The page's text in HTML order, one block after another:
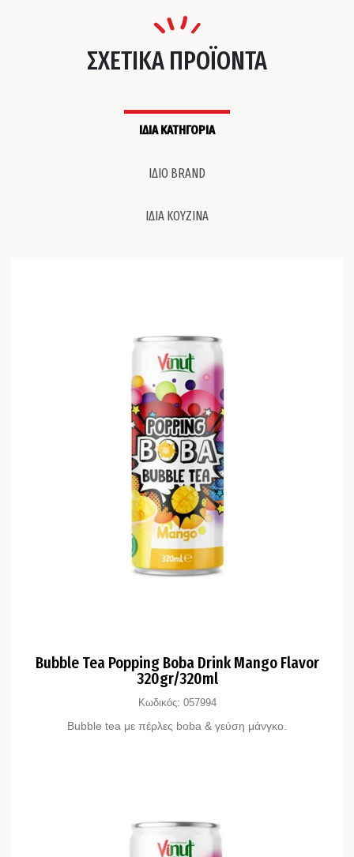
ΣΧΕΤΙΚΑ ΠΡΟΪΟΝΤΑ
ΙΔΙΑ ΚΑΤΗΓΟΡΙΑ
ΙΔΙΟ BRAND
ΙΔΙΑ ΚΟΥΖΙΝΑ
Bubble Tea Popping Boba Drink Mango Flavor
320gr/320ml
Κωδικός: 057994
Bubble tea με πέρλες boba & γεύση μάνγκο.